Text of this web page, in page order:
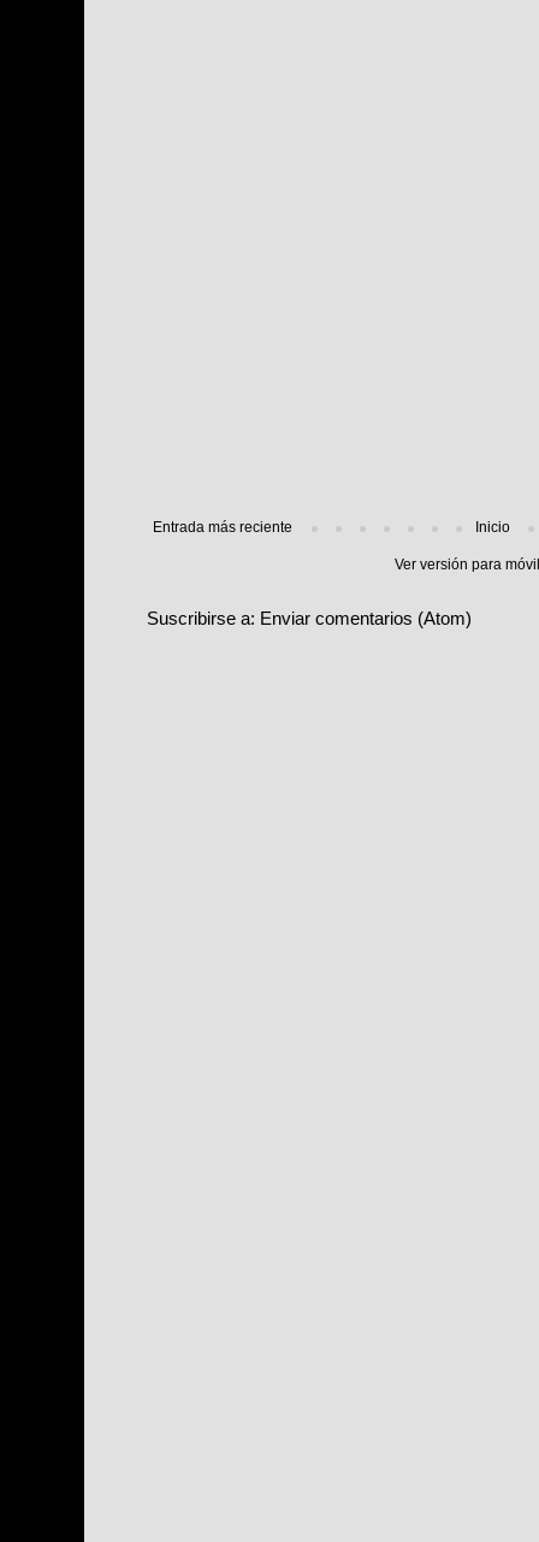
Entrada más reciente Inicio
Ver versión para
Suscribirse a: Enviar comentarios (Atom)